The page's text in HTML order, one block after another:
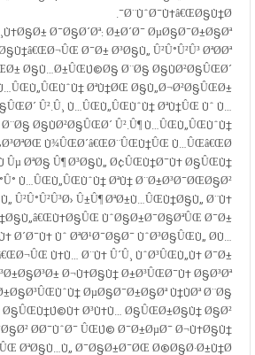
Ø¨ÙˆØ¯Ù‡â€ŒØ§Ù†Ø¯.
Ø¯Ø§Ø´Øª: Ø±Ø´Ø¯ ØµØ§Ø¯Ø±Ø§Øª
Ø¯Ø± Ø³Ø§Ù„ Û²Û°Û²Û³ ØªØ­Øª
Ø§Ù…Ø±ÛŒÚ©Ø§ Ø¨Ø§ Ø§ÙØ²Ø§ÛŒØ´
ØªÙ†ØŒ Ø§Ù„Ø¬Ø²Ø§ÛŒØ±
Û².Û¸ Ù…ÛŒÙ„ÛŒÙˆÙ† ØªÙ†ÛŒ Ùˆ Ù…
Ø§ÙØ²Ø§ÛŒØ´ Û².Û¶ Ù…ÛŒÙ„ÛŒÙˆÙ†
Ù¾ÛŒØ´â€ŒØ¨ÛŒÙ†ÛŒ Ù…ÛŒâ€ŒØ
Ûµ ØªØ§ Û¶ Ø³Ø§Ù„ Ø¢ÛŒÙ†Ø¯Ù‡ Ø§ÛŒÙ†
Ù…ÛŒÙ„ÛŒÙˆÙ† ØªÙ† Ø¨Ø±Ø³Ø¯ØŒØ§Ø²
Û²Û°Û²Û³Ø› Û±Û¶ ØªØ±Ù…ÛŒÙ†Ø§Ù„ Ø¨Ù‡
ÙˆØ§Ø±Ø¯Ø§ØªÛŒ Ø¯Ø±
Ø´Ø¯Ù‡ Ùˆ ØªØ¹Ø¯Ø§Ø¯ ÙˆØ³Ø§ÛŒÙ„ Ø­Ù…
Ù‡Ù… Ø¨Ù‡ Û´Û¸ ÙˆØ³ÛŒÙ„Ù‡ Ø¯Ø±
Ø¬Ù‡Ø§Ù† Ø±Ø³ÛŒØ¯Ù‡ Ø§Ø³Øª.
ØµØ§Ø¯Ø±Ø§Øª Ù†ÙØª Ø¨Ø§
Ø³Ù‡Ù… Ø§ÛŒØ±Ø§Ù† Ø§Ø²
Ø­Ø¯ÙˆØ¯ ÛŒÚ© Ø¯Ø±ØµØ¯ Ø¬Ù‡Ø§Ù†
ØªØ§Ù…Ù„ Ø¯Ø§Ø±Ø¯ØŒ Ø®Ø§Ø·Ø±Ù†Ø